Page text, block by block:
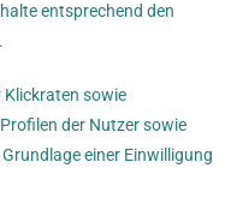
entsprechend den
Klickraten sowie
der Nutzer sowie
einer Einwilligung